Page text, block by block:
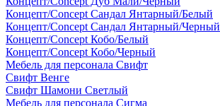
Концепт/Concept Сандал Янтарный/Белый
Концепт/Concept Сандал Янтарный/Черный
Концепт/Concept Кобо/Белый
Концепт/Concept Кобо/Черный
Мебель для персонала Свифт
Свифт Венге
Свифт Шамони Светлый
Мебель для персонала Сигма